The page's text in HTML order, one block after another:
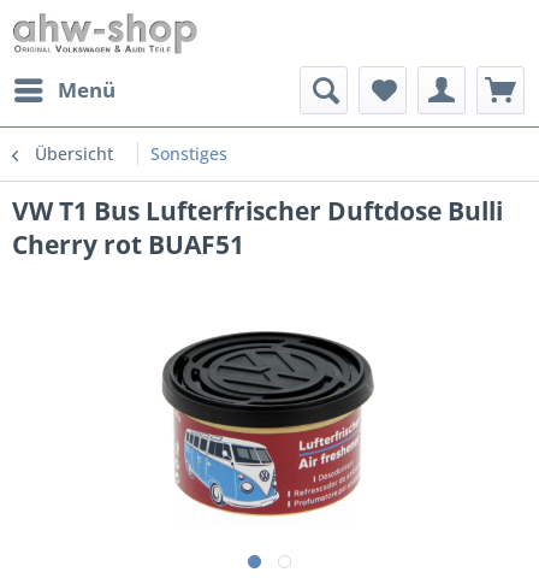
Menü
Übersicht Sonstiges
VW T1 Bus Lufterfrischer Duftdose Bulli
Cherry rot BUAF51